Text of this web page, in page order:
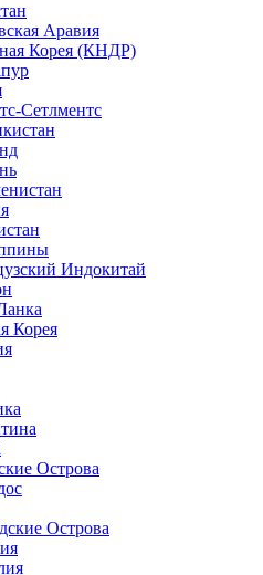
Аравия
Корея (КНДР)
Сетлментс
Индокитай
Корея
Острова
Острова